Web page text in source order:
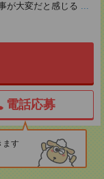
が大変だと感じる ...
電話応募
ます